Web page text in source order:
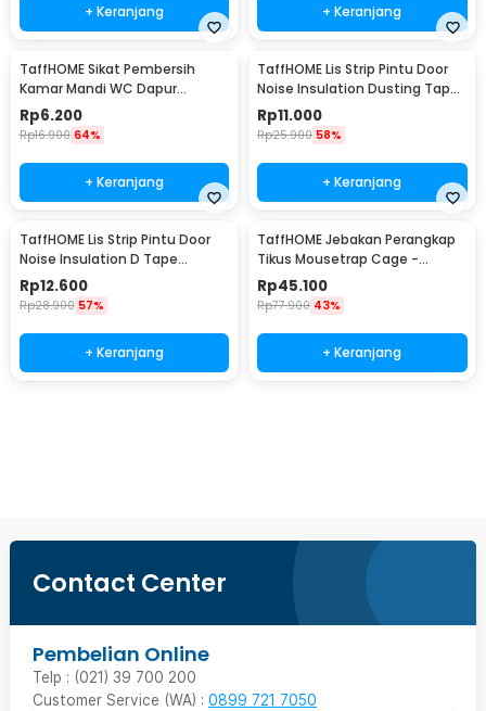
+ Keranjang + Keranjang
TaffHOME Sikat Pembersih
Kamar Mandi WC Dapur
Sponge Brush - 8211
Rp6.200
Rp16.900 64%
+ Keranjang
TaffHOME Lis Strip Pintu Door
Noise Insulation Dusting Tape
5Mx9mmx9mm - KK-061
Rp11.000
Rp25.900 58%
+ Keranjang
TaffHOME Lis Strip Pintu Door
Noise Insulation D Tape
9x6mm 10M - KK-062
Rp12.600
Rp28.900 57%
+ Keranjang
TaffHOME Jebakan Perangkap
Tikus Mousetrap Cage -
HU1999
Rp45.100
Rp77.900 43%
+ Keranjang
Contact Center
Pembelian Online
Telp : (021) 39 700 200
Customer Service (WA) : 0899 721 7050